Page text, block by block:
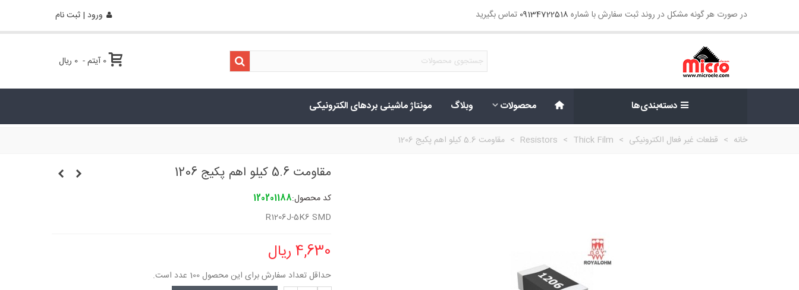
در صورت هر گونه مشکل در روند ثبت سفارش با شماره 09134722518 تماس بگیرید ورود | ثبت نام
0 آیتم- 0 ریال
دسته‌بندی‌ها محصولات وبلاگ مونتاژ ماشینی بردهای الکترونیکی
خانه > قطعات غیر فعال الکترونیکی >
Resistors > Thick Film
> مقاومت 5.6 کیلو اهم پکیج 1206
مقاومت 5.6 کیلو اهم پکیج 1206
کد محصول:120201188
R1206J-5K6 SMD
4,630 ریال
حداقل تعداد سفارش برای این محصول 100 عدد است.